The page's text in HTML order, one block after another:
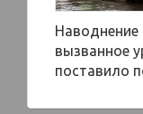
Наводнение
вызванное
поставило